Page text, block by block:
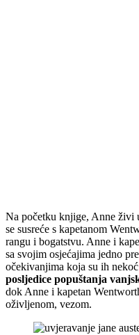
Na početku knjige, Anne živi
se susreće s kapetanom
rangu i bogatstvu. Anne i
sa svojim osjećajima jedno
očekivanjima koja su ih
posljedice popuštanja
dok Anne i kapetan
oživljenom, vezom.